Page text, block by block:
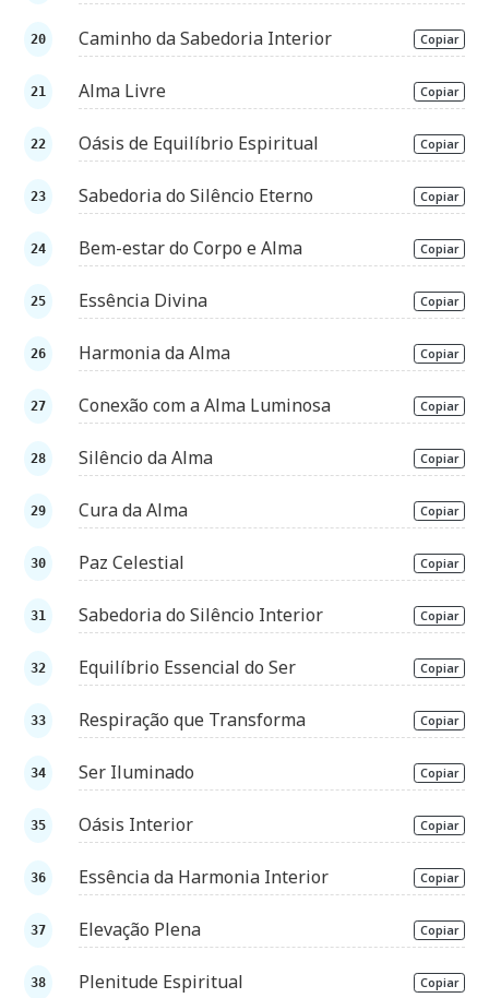
Caminho da Sabedoria Interior Copiar
Alma Livre Copiar
Oásis de Equilíbrio Espiritual Copiar
Sabedoria do Silêncio Eterno Copiar
Bem-estar do Corpo e Alma Copiar
Essência Divina Copiar
Harmonia da Alma Copiar
Conexão com a Alma Luminosa Copiar
Silêncio da Alma Copiar
Cura da Alma Copiar
Paz Celestial Copiar
Sabedoria do Silêncio Interior Copiar
Equilíbrio Essencial do Ser Copiar
Respiração que Transforma Copiar
Ser Iluminado Copiar
Oásis Interior Copiar
Essência da Harmonia Interior Copiar
Elevação Plena Copiar
Plenitude Espiritual Copiar